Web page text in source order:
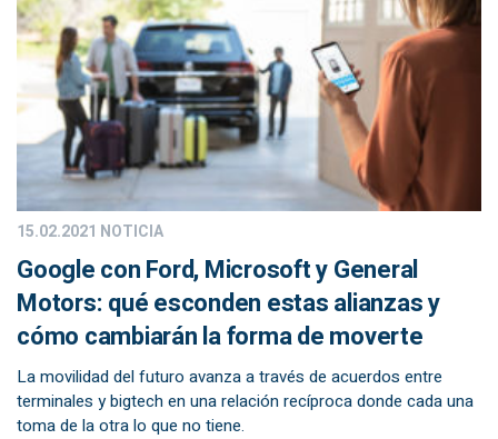
15.02.2021 NOTICIA
Google con Ford, Microsoft y General
Motors: qué esconden estas alianzas y
cómo cambiarán la forma de moverte
La movilidad del futuro avanza a través de acuerdos entre
terminales y bigtech en una relación recíproca donde cada una
toma de la otra lo que no tiene.